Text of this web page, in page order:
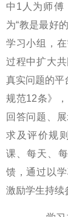
中1人为师傅
为“教是最好
学习小组，
过程中扩大
真实问题的平
规范12条》
回答问题、
求及评价规
课、每天、
馈，通过以
激励学生持续